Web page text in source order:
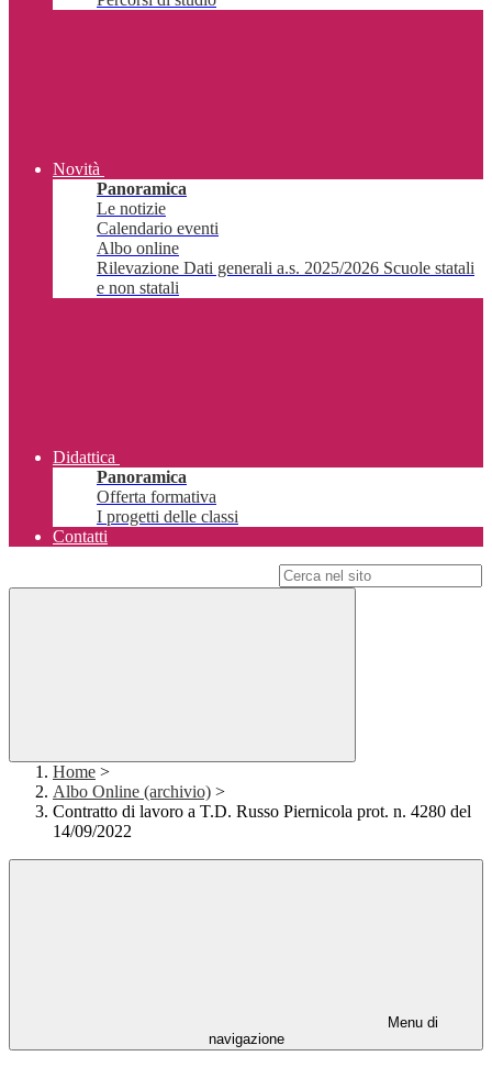
Novità
Panoramica
Le notizie
Calendario eventi
Albo online
Rilevazione Dati generali a.s. 2025/2026 Scuole statali
e non statali
Didattica
Panoramica
Offerta formativa
I progetti delle classi
Contatti
Home >
Albo Online (archivio) >
Contratto di lavoro a T.D. Russo Piernicola prot. n. 4280 del
14/09/2022
Menu di
navigazione